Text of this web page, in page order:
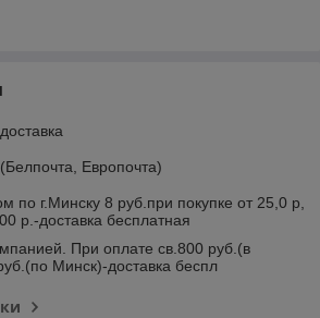
Европочта)
по г.Минску 8 руб.при покупке от 25,0 р,
р.-доставка бесплатная
При оплате св.800 руб.(в
Минск)-доставка беспл